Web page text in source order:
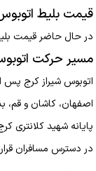
قیمت بلیط
در حال حاضر قیمت بلیط اتوبوس
مسیر حرکت
اتوبوس شیراز کرج پس
اصفهان، کاشان و قم،
پایانه شهید کلانتری
در دسترس مسافران قرار